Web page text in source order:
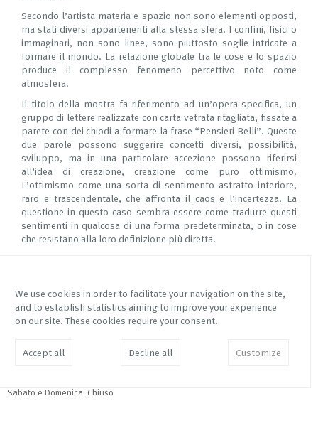
We use cookies in order to facilitate your navigation on the site,
and to establish statistics aiming to improve your experience
on our site. These cookies require your consent.
Accept all Decline all Customize
Secondo l’artista materia e spazio non sono elementi opposti,
ma stati diversi appartenenti alla stessa sfera. I confini, fisici o
immaginari, non sono linee, sono piuttosto soglie intricate a
formare il mondo. La relazione globale tra le cose e lo spazio
produce il complesso fenomeno percettivo noto come
atmosfera.
Il titolo della mostra fa riferimento ad un’opera specifica, un
gruppo di lettere realizzate con carta vetrata ritagliata, fissate a
parete con dei chiodi a formare la frase “Pensieri Belli”. Queste
due parole possono suggerire concetti diversi, possibilità,
sviluppo, ma in una particolare accezione possono riferirsi
all’idea di creazione, creazione come puro ottimismo.
L’ottimismo come una sorta di sentimento astratto interiore,
raro e trascendentale, che affronta il caos e l’incertezza. La
questione in questo caso sembra essere come tradurre questi
sentimenti in qualcosa di una forma predeterminata, o in cose
che resistano alla loro definizione più diretta.
Via Mottalciata 10/B
info@franconoero.com
Sabato e Domenica: Chiuso
Instagram Galleria Franco
Facebook